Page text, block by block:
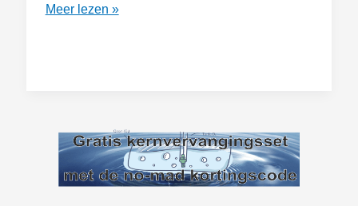
Propaangas
Macedonië
en
Montenegro
Meer lezen »